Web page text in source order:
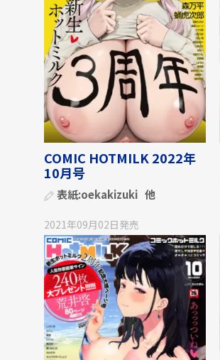
COMIC HOTMILK 2022年
10月号
表紙:oekakizuki 他
2021年09月02日発売